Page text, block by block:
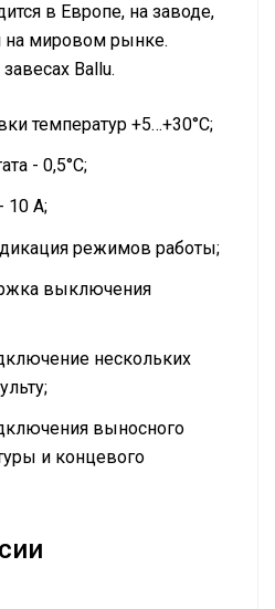
в Европе, на заводе,
мировом рынке.
Ballu.
температур +5…+30°С;
- 0,5°С;
10 А;
режимов работы;
выключения
нескольких
выносного
и концевого